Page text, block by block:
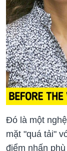
Đó là một
mặt "quá tải"
điểm nhấn